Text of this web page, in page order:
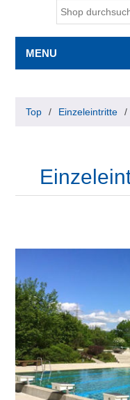
MENU
Top / Einzeleintritte /